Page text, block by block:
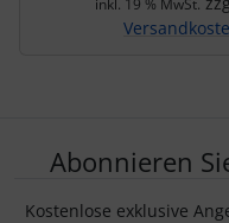
Abonnieren
Kostenlose exklusive